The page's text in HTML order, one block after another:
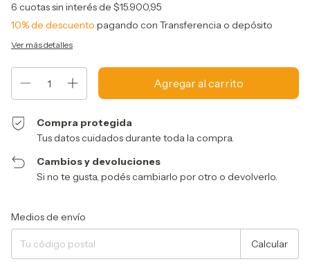
6 cuotas sin interés de $15.900,95
10% de descuento pagando con Transferencia o depósito
Ver más detalles
Compra protegida
Tus datos cuidados durante toda la compra.
Cambios y devoluciones
Si no te gusta, podés cambiarlo por otro o devolverlo.
Entregas para el CP:
Medios de envío
Calcular